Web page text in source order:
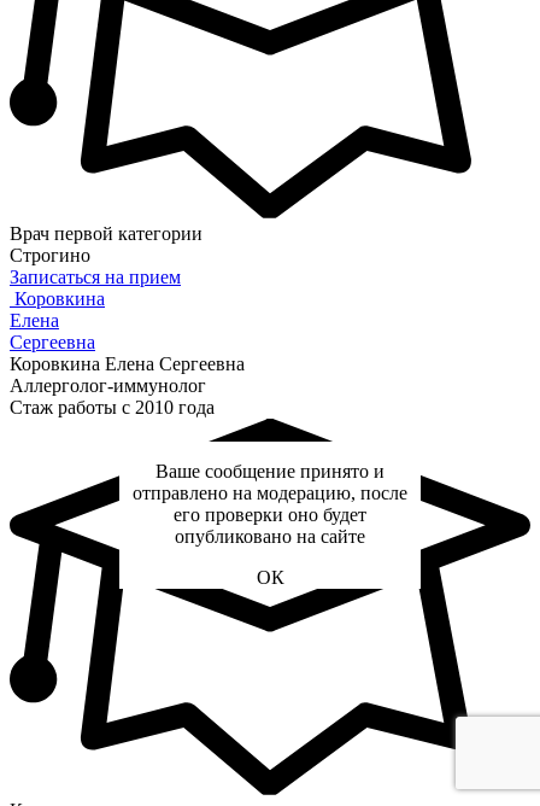
Врач первой категории
Строгино
Записаться на прием
Коровкина
Елена
Сергеевна
Коровкина Елена Сергеевна
Аллерголог-иммунолог
Стаж работы с 2010 года
Ваше сообщение принято и
отправлено на модерацию, после
его проверки оно будет
опубликовано на сайте
ОК